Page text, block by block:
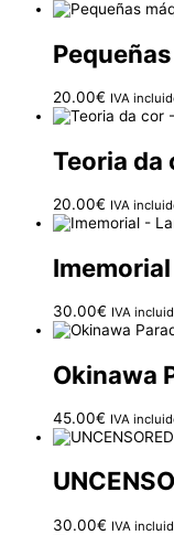
20.00€ IVA
Teoria da
20.00€ IVA
Imemorial
30.00€ IVA
Okinawa
45.00€ IVA
30.00€ IVA